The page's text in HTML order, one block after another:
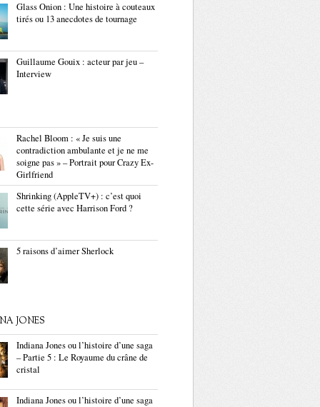
Glass Onion : Une histoire à couteaux
tirés ou 13 anecdotes de tournage
Guillaume Gouix : acteur par jeu –
Interview
Rachel Bloom : « Je suis une
contradiction ambulante et je ne me
soigne pas » – Portrait pour Crazy Ex-
Girlfriend
Shrinking (AppleTV+) : c’est quoi
cette série avec Harrison Ford ?
5 raisons d’aimer Sherlock
JONES
Indiana Jones ou l’histoire d’une saga
– Partie 5 : Le Royaume du crâne de
cristal
Indiana Jones ou l’histoire d’une saga